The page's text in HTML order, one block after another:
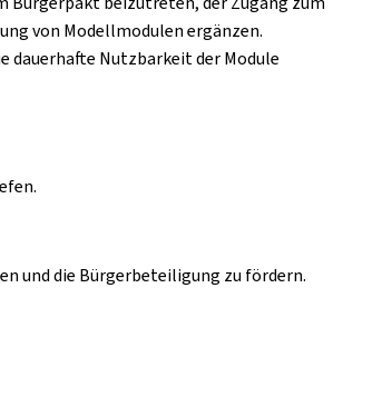
von Modellmodulen ergänzen.
dauerhafte Nutzbarkeit der Module
und die Bürgerbeteiligung zu fördern.